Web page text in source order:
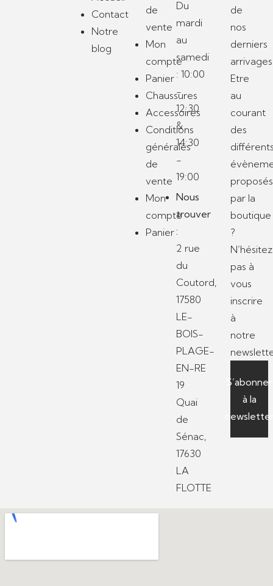
Contact
Notre
blog
de
vente
Mon
compte
Panier
Chaussures
Accessoires
Conditions
générales
de
vente
Mon
compte
Panier
Du
mardi
au
samedi
: 10:00
-
12:30
&
14:30
-
19:00
Nous
trouver
:
2 rue
du
Coutord,
17580
LE-
BOIS-
PLAGE-
EN-RE
19
Quai
de
Sénac,
17630
LA
FLOTTE
de
nos
derniers
Etre
au
courant
des
proposés
par la
boutique
?
N’hésitez
pas à
vous
inscrire
à
notre
S’abonner
à la